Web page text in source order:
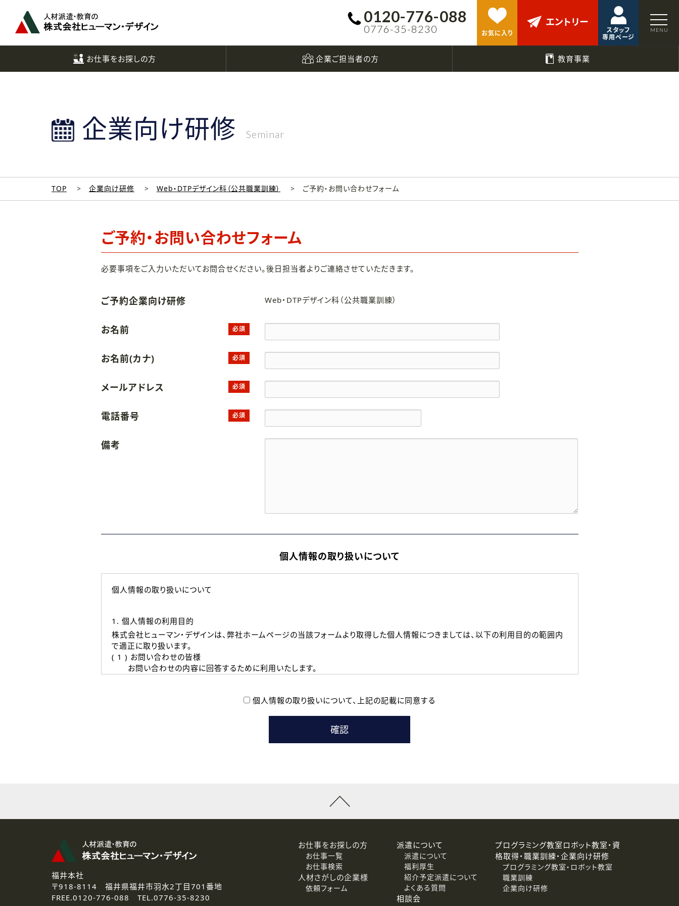
0120-776-088
0776-35-8230 お気に入り
エントリー
スタッフ
専用ページ
お仕事をお探しの方 企業ご担当者の方 教育事業
企業向け研修 Seminar
TOP 企業向け研修 Web・DTPデザイン科（公共職業訓練） ご予約・お問い合わせフォーム
ご予約・お問い合わせフォーム
必要事項をご入力いただいてお問合せください。後日担当者よりご連絡させていただきます。
ご予約企業向け研修 Web・DTPデザイン科（公共職業訓練）
お名前 必須
お名前(カナ) 必須
メールアドレス 必須
電話番号 必須
備考
個人情報の取り扱いについて
個人情報の取り扱いについて
1. 個人情報の利用目的
株式会社ヒューマン・デザインは、弊社ホームページの当該フォームより取得した個人情報につきましては、以下の利用目的の範囲内
で適正に取り扱います。
( 1 ) お問い合わせの皆様
お問い合わせの内容に回答するために利用いたします。
本登録に関するご連絡および本登録時の参考情報として利用いたします。
なお、ご連絡手段は、電話・Ｅメールのいずれかの方法といたします。
3.個人情報の取り扱いの委託
弊社の定める個人情報保護の評価基準を満たした委託先に、個人情報を委託する場合があります。
4.個人情報の開示等について
ご提供いただいた個人情報の開示等（利用目的の通知、開示、訂正、追加または削除、利用の停止、消去および第三者への提供停止）
個人情報の取り扱いについて、 上記の記載に同意する
へ
福井本社
〒918-8114 福井県福井市羽水2丁目701番地
FREE.0120-776-088 TEL.0776-35-8230
お仕事をお探しの方
お仕事一覧
お仕事検索
人材さがしの企業様
依頼フォーム
派遣について
派遣について
福利厚生
紹介予定派遣について
よくある質問
相談会
プログラミング教室ロボット教室・資
格取得・職業訓練・企業向け研修
プログラミング教室・ロボット教室
職業訓練
企業向け研修